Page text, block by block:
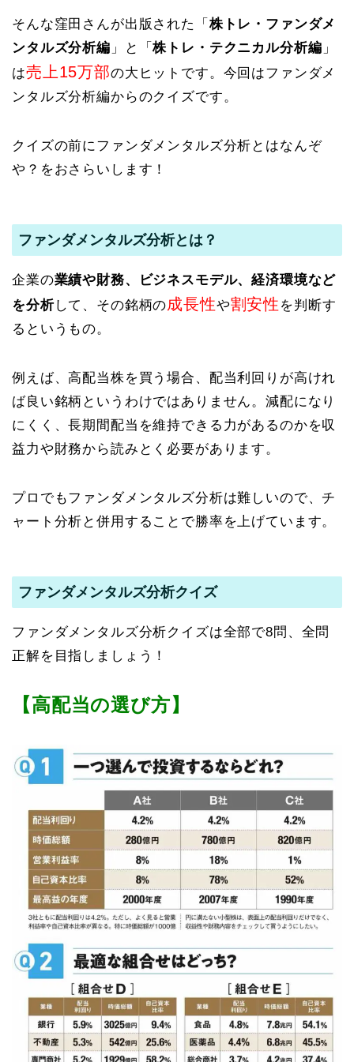
そんな窪田さんが出版された「 株トレ・ファンダメ
ンタルズ分析編 」と「株トレ・テクニカル分析編 」
は売上15万部の大ヒットです。今回はファンダメ
ンタルズ分析編からのクイズです。
クイズの前にファンダメンタルズ分析とはなんぞ
や？をおさらいします！
ファンダメンタルズ分析とは？
企業の業績や財務、ビジネスモデル、経済環境など
を分析して、その銘柄の成長性や割安性 を判断す
るというもの。
例えば、高配当株を買う場合、配当利回りが高けれ
ば良い銘柄というわけではありません。減配になり
にくく、長期間配当を維持できる力があるのかを収
益力や財務から読みとく必要があります。
プロでもファンダメンタルズ分析は難しいので、チ
ャート分析と併用することで勝率を上げています。
ファンダメンタルズ分析クイズ
ファンダメンタルズ分析クイズは全部で8問、全問
正解を目指しましょう！
【高配当の選び方】